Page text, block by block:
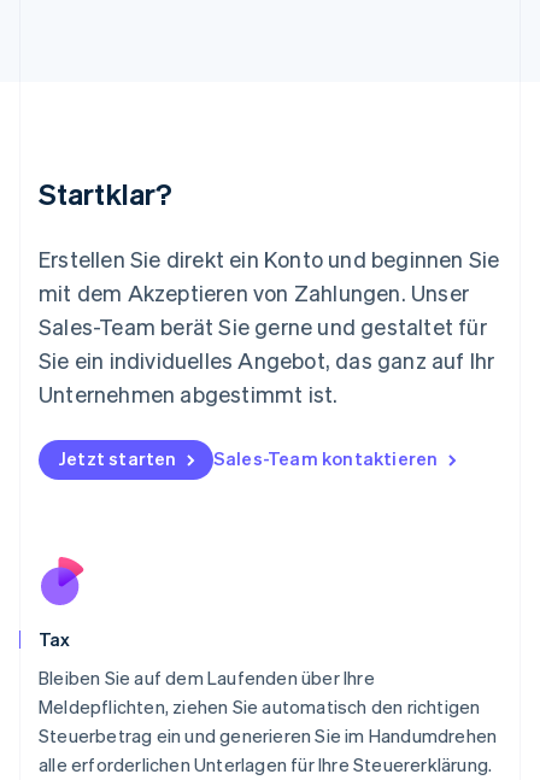
Startklar?
Erstellen Sie direkt ein Konto und beginnen Sie
mit dem Akzeptieren von Zahlungen. Unser
Sales-Team berät Sie gerne und gestaltet für
Sie ein individuelles Angebot, das ganz auf Ihr
Unternehmen abgestimmt ist.
Jetzt starten Sales-Team kontaktieren
Tax
Bleiben Sie auf dem Laufenden über Ihre
Meldepflichten, ziehen Sie automatisch den richtigen
Steuerbetrag ein und generieren Sie im Handumdrehen
alle erforderlichen Unterlagen für Ihre Steuererklärung.
English简体中文
English
Mexiko
Español English
Neuseeland
English
NederlandsEnglish
English
Österreich
Portugal
Português
Schweden
Schweiz
DeutschFrançaisItalianoEnglish
Singapur